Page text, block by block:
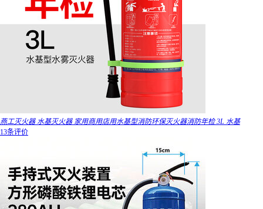
燕工灭火器 水基灭火器 家用商用店用水基型消防环保灭火器消防年检 3L 水基
13条评价